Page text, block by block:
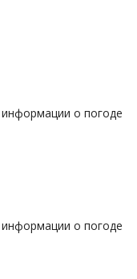
о погоде
о погоде